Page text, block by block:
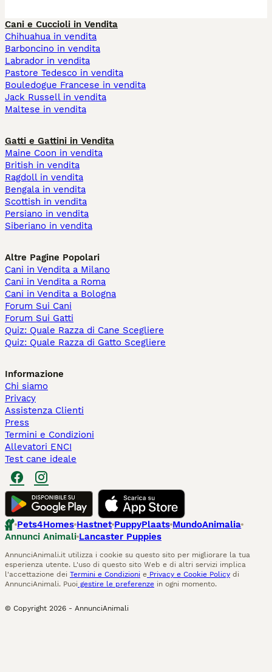
Cani e Cuccioli in Vendita
Chihuahua in vendita
Barboncino in vendita
Labrador in vendita
Pastore Tedesco in vendita
Bouledogue Francese in vendita
Jack Russell in vendita
Maltese in vendita
Gatti e Gattini in Vendita
Maine Coon in vendita
British in vendita
Ragdoll in vendita
Bengala in vendita
Scottish in vendita
Persiano in vendita
Siberiano in vendita
Altre Pagine Popolari
Cani in Vendita a Milano
Cani in Vendita a Roma
Cani in Vendita a Bologna
Forum Sui Cani
Forum Sui Gatti
Quiz: Quale Razza di Cane Scegliere
Quiz: Quale Razza di Gatto Scegliere
Informazione
Chi siamo
Privacy
Assistenza Clienti
Press
Termini e Condizioni
Allevatori ENCI
Test cane ideale
Pets4Homes Hastnet PuppyPlaats MundoAnimalia
Annunci Animali Lancaster Puppies
AnnunciAnimali.it utilizza i cookie su questo sito per migliorare la tua
esperienza utente. L'uso di questo sito Web e di altri servizi implica
l'accettazione dei Termini e Condizioni e Privacy e Cookie Policy di
AnnunciAnimali. Puoi gestire le preferenze in ogni momento.
© Copyright 2026 - AnnunciAnimali